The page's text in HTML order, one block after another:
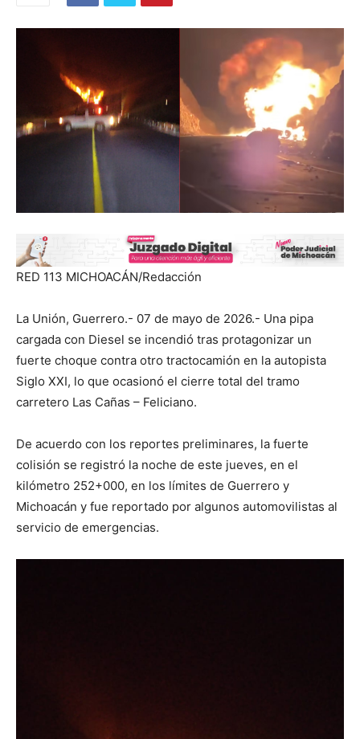
RED 113 MICHOACÁN/Redacción
La Unión, Guerrero.- 07 de mayo de 2026.- Una pipa
cargada con Diesel se incendió tras protagonizar un
fuerte choque contra otro tractocamión en la autopista
Siglo XXI, lo que ocasionó el cierre total del tramo
carretero Las Cañas – Feliciano.
De acuerdo con los reportes preliminares, la fuerte
colisión se registró la noche de este jueves, en el
kilómetro 252+000, en los límites de Guerrero y
Michoacán y fue reportado por algunos automovilistas al
servicio de emergencias.